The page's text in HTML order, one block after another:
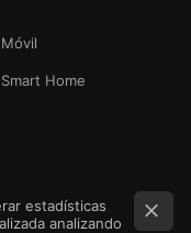
Home
estadísticas
analizando